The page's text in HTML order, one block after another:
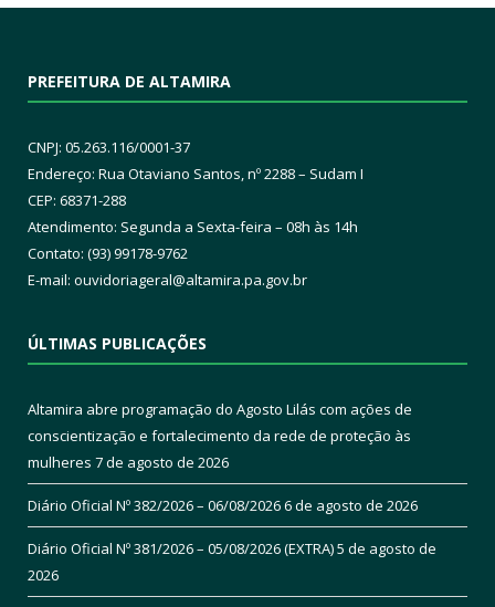
PREFEITURA DE ALTAMIRA
CNPJ: 05.263.116/0001-37
Endereço: Rua Otaviano Santos, nº 2288 – Sudam I
CEP: 68371-288
Atendimento: Segunda a Sexta-feira – 08h às 14h
Contato: (93) 99178-9762
E-mail: ouvidoriageral@altamira.pa.gov.br
ÚLTIMAS PUBLICAÇÕES
Altamira abre programação do Agosto Lilás com ações de
conscientização e fortalecimento da rede de proteção às
mulheres 7 de agosto de 2026
Diário Oficial Nº 382/2026 – 06/08/20266 de agosto de 2026
Diário Oficial Nº 381/2026 – 05/08/2026 (EXTRA)5 de agosto de
2026